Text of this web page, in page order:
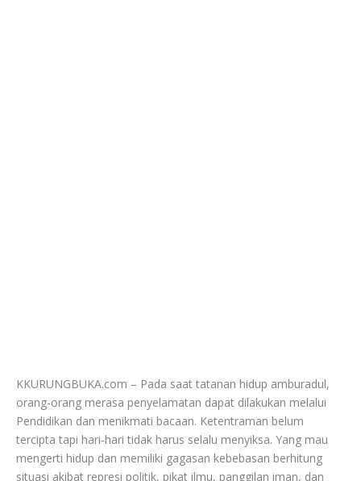
KKURUNGBUKA.com – Pada saat tatanan hidup amburadul,
orang-orang merasa penyelamatan dapat dilakukan melalui
Pendidikan dan menikmati bacaan. Ketentraman belum
tercipta tapi hari-hari tidak harus selalu menyiksa. Yang mau
mengerti hidup dan memiliki gagasan kebebasan berhitung
situasi akibat represi politik, pikat ilmu, panggilan iman, dan